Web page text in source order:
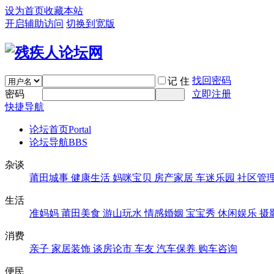
设为首页收藏本站
开启辅助访问 切换到宽版
记 住 找回密码
密码
立即注册
快捷导航
论坛首页Portal
论坛导航BBS
杂谈
莆田城事 健康生活 妈咪宝贝 房产家居 车迷乐园 社区管
生活
准妈妈 莆田美食 游山玩水 情感婚姻 宝宝秀 休闲娱乐 摄
消费
亲子 家居装饰 谈房论市 车友 汽车保养 购车咨询
便民